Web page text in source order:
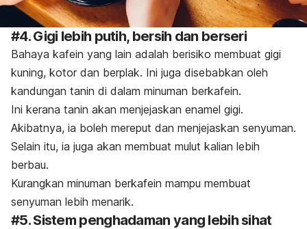
#4. Gigi lebih putih, bersih dan berseri
Bahaya kafein yang lain adalah berisiko membuat gigi
kuning, kotor dan berplak. Ini juga disebabkan oleh
kandungan tanin di dalam minuman berkafein.
Ini kerana tanin akan menjejaskan enamel gigi.
Akibatnya, ia boleh mereput dan menjejaskan senyuman.
Selain itu, ia juga akan membuat mulut kalian lebih
berbau.
Kurangkan minuman berkafein mampu membuat
senyuman lebih menarik.
#5. Sistem penghadaman yang lebih sihat